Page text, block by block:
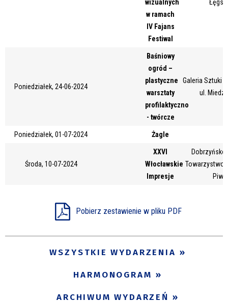
wizualnych
w ramach
IV Fajans
Festiwal
Poniedziałek, 24-06-2024
Baśniowy
ogród –
plastyczne
warsztaty
profilaktyczno
- twórcze
Galeria Sztuki
ul.
Poniedziałek, 01-07-2024 Żagle
Środa, 10-07-2024
XXVI
Włocławskie
Impresje
Towarzystwo
Pobierz zestawienie w pliku PDF
WSZYSTKIE WYDARZENIA
HARMONOGRAM
ARCHIWUM WYDARZEŃ